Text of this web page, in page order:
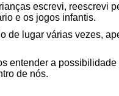
escrevi, reescrevi
e os jogos infantis.
de lugar várias vezes,
entender a
de nós.